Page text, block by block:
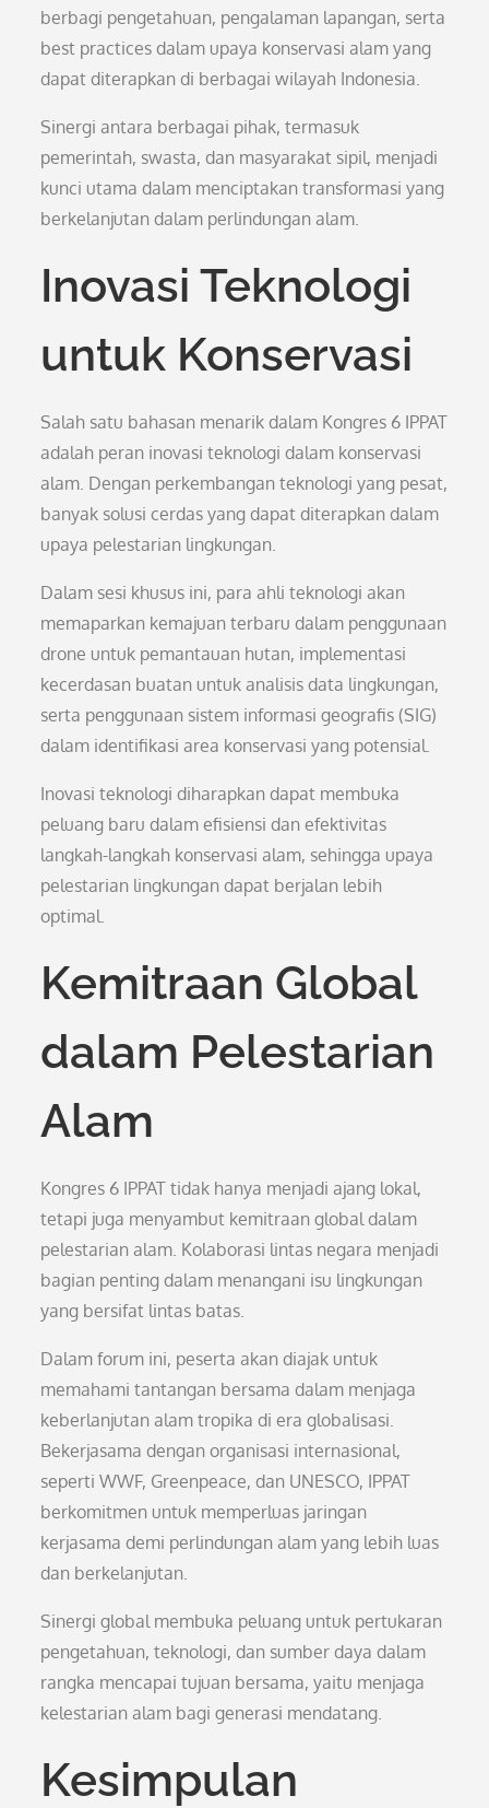
berbagi pengetahuan, pengalaman lapangan, serta
best practices dalam upaya konservasi alam yang
dapat diterapkan di berbagai wilayah Indonesia.
Sinergi antara berbagai pihak, termasuk
pemerintah, swasta, dan masyarakat sipil, menjadi
kunci utama dalam menciptakan transformasi yang
berkelanjutan dalam perlindungan alam.
Inovasi Teknologi
untuk Konservasi
Salah satu bahasan menarik dalam Kongres 6 IPPAT
adalah peran inovasi teknologi dalam konservasi
alam. Dengan perkembangan teknologi yang pesat,
banyak solusi cerdas yang dapat diterapkan dalam
upaya pelestarian lingkungan.
Dalam sesi khusus ini, para ahli teknologi akan
memaparkan kemajuan terbaru dalam penggunaan
drone untuk pemantauan hutan, implementasi
kecerdasan buatan untuk analisis data lingkungan,
serta penggunaan sistem informasi geografis (SIG)
dalam identifikasi area konservasi yang potensial.
Inovasi teknologi diharapkan dapat membuka
peluang baru dalam efisiensi dan efektivitas
langkah-langkah konservasi alam, sehingga upaya
pelestarian lingkungan dapat berjalan lebih
optimal.
Kemitraan Global
dalam Pelestarian
Alam
Kongres 6 IPPAT tidak hanya menjadi ajang lokal,
tetapi juga menyambut kemitraan global dalam
pelestarian alam. Kolaborasi lintas negara menjadi
bagian penting dalam menangani isu lingkungan
yang bersifat lintas batas.
Dalam forum ini, peserta akan diajak untuk
memahami tantangan bersama dalam menjaga
keberlanjutan alam tropika di era globalisasi.
Bekerjasama dengan organisasi internasional,
seperti WWF, Greenpeace, dan UNESCO, IPPAT
berkomitmen untuk memperluas jaringan
kerjasama demi perlindungan alam yang lebih luas
dan berkelanjutan.
Sinergi global membuka peluang untuk pertukaran
pengetahuan, teknologi, dan sumber daya dalam
rangka mencapai tujuan bersama, yaitu menjaga
kelestarian alam bagi generasi mendatang.
Kesimpulan